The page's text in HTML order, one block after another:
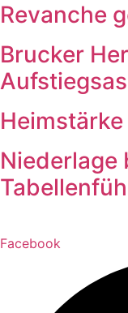
Revanche
Brucker
Niederlage
Facebook